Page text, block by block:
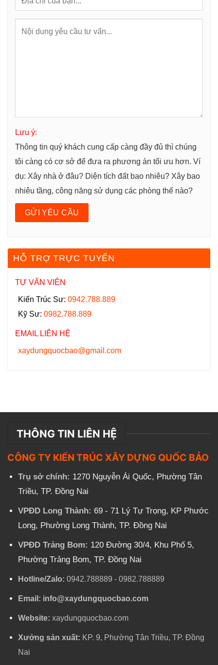
Lưu ý:
Thông tin quý khách cung cấp càng đầy đủ thì chúng
tôi càng có cơ sở để đưa ra phương án tối ưu hơn. Ví
dụ: Xây nhà ở đâu? Diện tích đất bao nhiêu? Xây bao
nhiêu tầng, công năng sử dụng các phòng thế nào?
HỖ TRỢ TRỰC TUYẾN
TƯ VẤN VIÊN
Kiến Trúc Sư: 0942.788.889
Kỹ Sư: 0982.788.889
EMAIL LIÊN HỆ
xaydungquocbao@gmail.com
THÔNG TIN LIÊN HỆ
CÔNG TY KIẾN TRÚC XÂY DỰNG QUỐC BẢO
Trụ sở chính: 1270 Nguyễn Ái Quốc, Phường Tân
Triều, TP. Đồng Nai
VPĐD Long Thành: 69 - 71 Lý Tự Trọng, KP Phước
Long, Phường Long Thành, TP. Đồng Nai
VPĐD Trảng Bom: 120 Đường 30/4, Khu Phố 5,
Phường Trảng Bom, TP. Đồng Nai
Hotline/Zalo: 0942.788889 - 0982.788889
Email: info@xaydungquocbao.com
Website: xaydungquocbao.com
Xưởng sản xuất: KP. 9, Phường Tân Triều, TP. Đồng
Nai